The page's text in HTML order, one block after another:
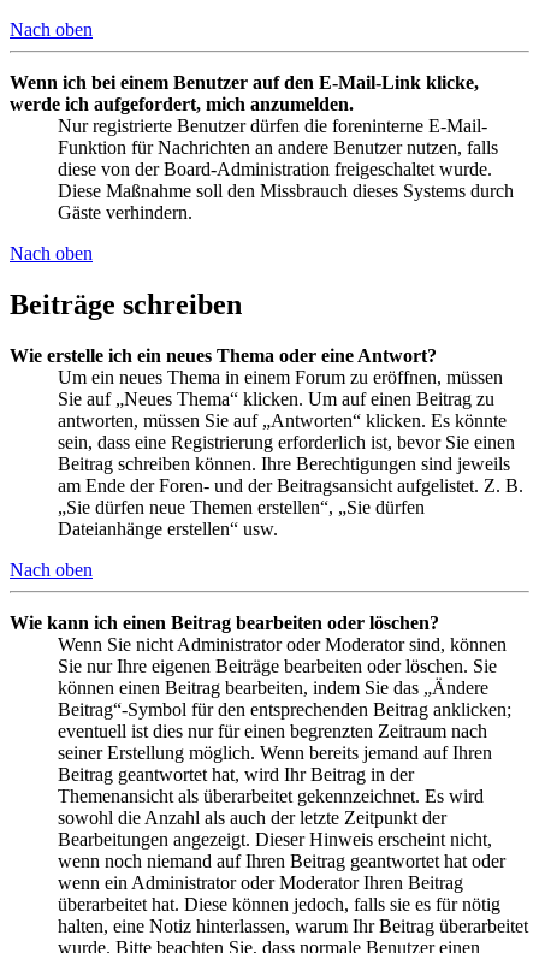
Nach oben
Wenn ich bei einem Benutzer auf den E-Mail-Link klicke,
werde ich aufgefordert, mich anzumelden.
Nur registrierte Benutzer dürfen die foreninterne E-Mail-
Funktion für Nachrichten an andere Benutzer nutzen, falls
diese von der Board-Administration freigeschaltet wurde.
Diese Maßnahme soll den Missbrauch dieses Systems durch
Gäste verhindern.
Nach oben
Beiträge schreiben
Wie erstelle ich ein neues Thema oder eine Antwort?
Um ein neues Thema in einem Forum zu eröffnen, müssen
Sie auf „Neues Thema“ klicken. Um auf einen Beitrag zu
antworten, müssen Sie auf „Antworten“ klicken. Es könnte
sein, dass eine Registrierung erforderlich ist, bevor Sie einen
Beitrag schreiben können. Ihre Berechtigungen sind jeweils
am Ende der Foren- und der Beitragsansicht aufgelistet. Z. B.
„Sie dürfen neue Themen erstellen“, „Sie dürfen
Dateianhänge erstellen“ usw.
Nach oben
Wie kann ich einen Beitrag bearbeiten oder löschen?
Wenn Sie nicht Administrator oder Moderator sind, können
Sie nur Ihre eigenen Beiträge bearbeiten oder löschen. Sie
können einen Beitrag bearbeiten, indem Sie das „Ändere
Beitrag“-Symbol für den entsprechenden Beitrag anklicken;
eventuell ist dies nur für einen begrenzten Zeitraum nach
seiner Erstellung möglich. Wenn bereits jemand auf Ihren
Beitrag geantwortet hat, wird Ihr Beitrag in der
Themenansicht als überarbeitet gekennzeichnet. Es wird
sowohl die Anzahl als auch der letzte Zeitpunkt der
Bearbeitungen angezeigt. Dieser Hinweis erscheint nicht,
wenn noch niemand auf Ihren Beitrag geantwortet hat oder
wenn ein Administrator oder Moderator Ihren Beitrag
überarbeitet hat. Diese können jedoch, falls sie es für nötig
halten, eine Notiz hinterlassen, warum Ihr Beitrag überarbeitet
wurde. Bitte beachten Sie, dass normale Benutzer einen